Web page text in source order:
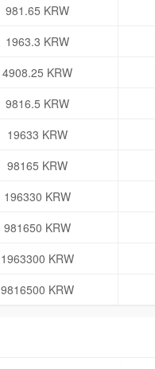
981.65 KRW
1963.3 KRW
4908.25 KRW
9816.5 KRW
19633 KRW
98165 KRW
196330 KRW
981650 KRW
1963300 KRW
9816500 KRW